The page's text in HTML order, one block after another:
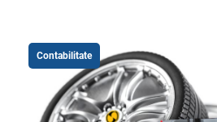
Contabilitate